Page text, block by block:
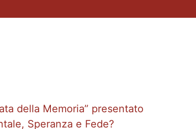
della Memoria” presentato
Speranza e Fede?